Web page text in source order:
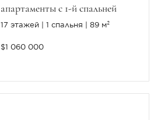
апартаменты с 1-й спальней
17 этажей 1 спальня 89 м²
$1 060 000